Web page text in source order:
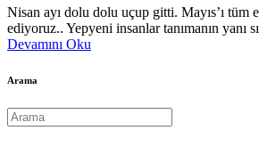
Nisan ayı dolu dolu uçup gitti. Mayıs’ı
ediyoruz.. Yepyeni insanlar tanımanın
Devamını Oku
Arama